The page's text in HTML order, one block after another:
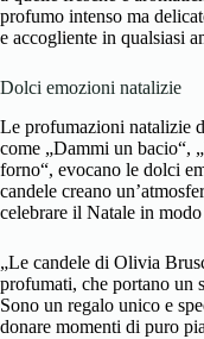
profumo intenso ma
e accogliente in qualsiasi
Dolci emozioni natalizie
Le profumazioni natalizie
come „Dammi un bacio“,
forno“, evocano le dolci
candele creano
celebrare il Natale in
„Le candele di Olivia
profumati, che portano un
Sono un regalo unico e
donare momenti di puro